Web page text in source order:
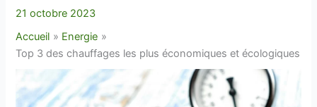
21 octobre 2023
Accueil
Energie
Top 3 des chauffages les plus économiques et écologiques